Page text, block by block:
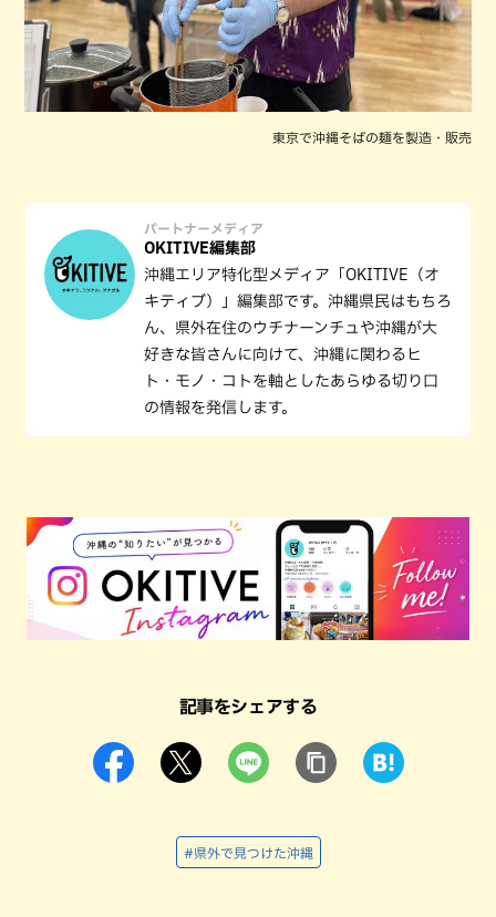
東京で沖縄そばの麺を製造・販売
パートナーメディア
OKITIVE編集部
沖縄エリア特化型メディア「OKITIVE（オ
キティブ）」編集部です。沖縄県民はもちろ
ん、県外在住のウチナーンチュや沖縄が大
好きな皆さんに向けて、沖縄に関わるヒ
ト・モノ・コトを軸としたあらゆる切り口
の情報を発信します。
記事をシェアする
#県外で見つけた沖縄